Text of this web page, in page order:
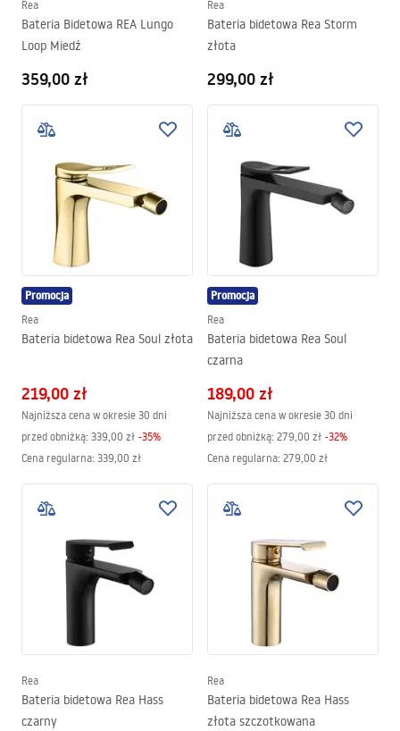
Rea
Bateria Bidetowa REA Lungo
Loop Miedź
359,00 zł
Rea
Bateria bidetowa Rea Storm
złota
299,00 zł
Promocja
Rea
Bateria bidetowa Rea Soul złota
219,00 zł
Najniższa cena w okresie 30 dni
przed obniżką: 339,00 zł -35%
Cena regularna: 339,00 zł
Promocja
Rea
Bateria bidetowa Rea Soul
czarna
189,00 zł
Najniższa cena w okresie 30 dni
przed obniżką: 279,00 zł -32%
Cena regularna: 279,00 zł
Rea
Bateria bidetowa Rea Hass
czarny
Rea
Bateria bidetowa Rea Hass
złota szczotkowana